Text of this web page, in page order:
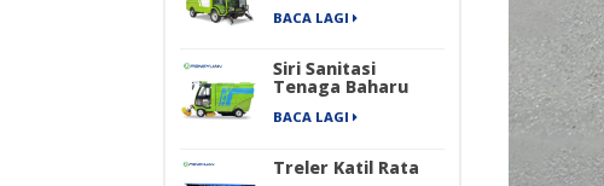
BACA LAGI
Siri Sanitasi
Tenaga Baharu
Empat Roda
Penyapu Jalan
Tulen
BACA LAGI
Treler Katil Rata